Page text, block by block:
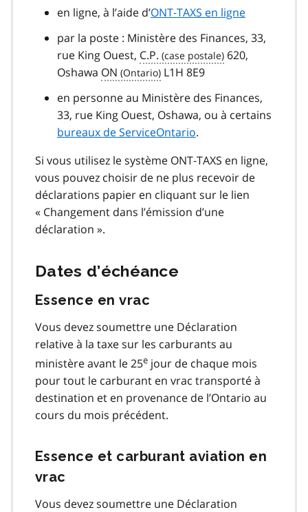
en ligne, à l’aide d’ONT‑TAXS en ligne
par la poste : Ministère des Finances, 33,
rue King Ouest, C.P.
620,
Oshawa ON
L1H 8E9
en personne au Ministère des Finances,
33, rue King Ouest, Oshawa, ou à certains
bureaux de ServiceOntario.
Si vous utilisez le système ONT‑TAXS en ligne,
vous pouvez choisir de ne plus recevoir de
déclarations papier en cliquant sur le lien
« Changement dans l’émission d’une
déclaration ».
Dates d’échéance
Essence en vrac
Vous devez soumettre une Déclaration
relative à la taxe sur les carburants au
ministère avant le 25e jour de chaque mois
pour tout le carburant en vrac transporté à
destination et en provenance de l’Ontario au
cours du mois précédent.
Essence et carburant aviation en
vrac
Vous devez soumettre une Déclaration